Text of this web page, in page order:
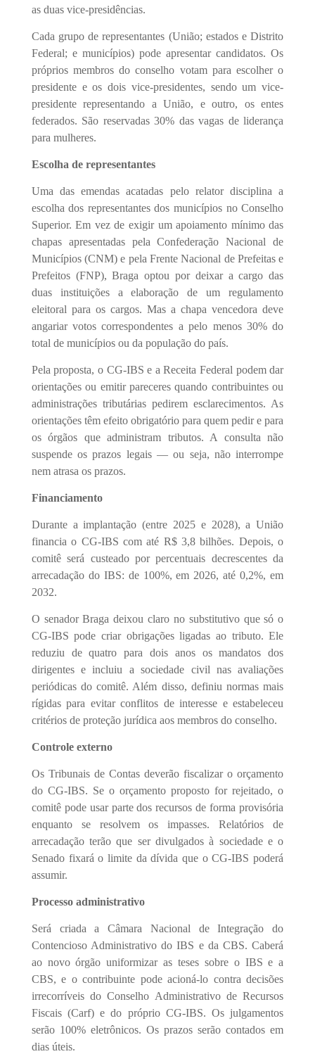
as duas vice-presidências.
Cada grupo de representantes (União; estados e Distrito
Federal; e municípios) pode apresentar candidatos. Os
próprios membros do conselho votam para escolher o
presidente e os dois vice-presidentes, sendo um vice-
presidente representando a União, e outro, os entes
federados. São reservadas 30% das vagas de liderança
para mulheres.
Escolha de representantes
Uma das emendas acatadas pelo relator disciplina a
escolha dos representantes dos municípios no Conselho
Superior. Em vez de exigir um apoiamento mínimo das
chapas apresentadas pela Confederação Nacional de
Municípios (CNM) e pela Frente Nacional de Prefeitas e
Prefeitos (FNP), Braga optou por deixar a cargo das
duas instituições a elaboração de um regulamento
eleitoral para os cargos. Mas a chapa vencedora deve
angariar votos correspondentes a pelo menos 30% do
total de municípios ou da população do país.
Pela proposta, o CG-IBS e a Receita Federal podem dar
orientações ou emitir pareceres quando contribuintes ou
administrações tributárias pedirem esclarecimentos. As
orientações têm efeito obrigatório para quem pedir e para
os órgãos que administram tributos. A consulta não
suspende os prazos legais — ou seja, não interrompe
nem atrasa os prazos.
Financiamento
Durante a implantação (entre 2025 e 2028), a União
financia o CG-IBS com até R$ 3,8 bilhões. Depois, o
comitê será custeado por percentuais decrescentes da
arrecadação do IBS: de 100%, em 2026, até 0,2%, em
2032.
O senador Braga deixou claro no substitutivo que só o
CG-IBS pode criar obrigações ligadas ao tributo. Ele
reduziu de quatro para dois anos os mandatos dos
dirigentes e incluiu a sociedade civil nas avaliações
periódicas do comitê. Além disso, definiu normas mais
rígidas para evitar conflitos de interesse e estabeleceu
critérios de proteção jurídica aos membros do conselho.
Controle externo
Os Tribunais de Contas deverão fiscalizar o orçamento
do CG-IBS. Se o orçamento proposto for rejeitado, o
comitê pode usar parte dos recursos de forma provisória
enquanto se resolvem os impasses. Relatórios de
arrecadação terão que ser divulgados à sociedade e o
Senado fixará o limite da dívida que o CG-IBS poderá
assumir.
Processo administrativo
Será criada a Câmara Nacional de Integração do
Contencioso Administrativo do IBS e da CBS. Caberá
ao novo órgão uniformizar as teses sobre o IBS e a
CBS, e o contribuinte pode acioná-lo contra decisões
irrecorríveis do Conselho Administrativo de Recursos
Fiscais (Carf) e do próprio CG-IBS. Os julgamentos
serão 100% eletrônicos. Os prazos serão contados em
dias úteis.